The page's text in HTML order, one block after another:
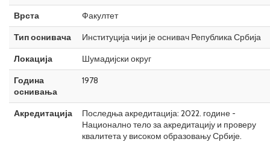
Врста
Факултет
Тип оснивача
Институција чији је оснивач Република Србија
Локација
Шумадијски округ
Година
оснивања
1978
Акредитација
Последња акредитација: 2022. године -
Национално тело за акредитацију и проверу
квалитета у високом образовању Србије.